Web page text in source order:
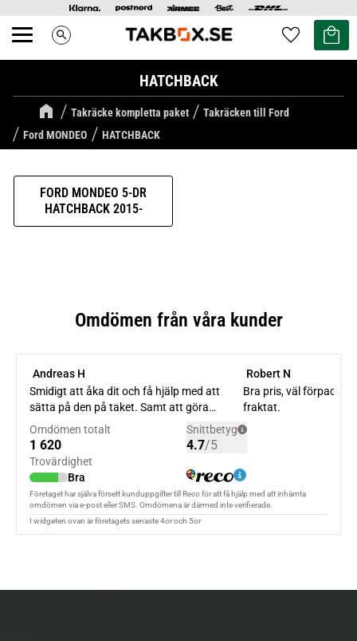
Meny search Favoriter
Kundvagn
HATCHBACK
Takräcke kompletta paket
Takräcken till Ford
Ford MONDEO
HATCHBACK
FORD MONDEO 5-DR
HATCHBACK 2015-